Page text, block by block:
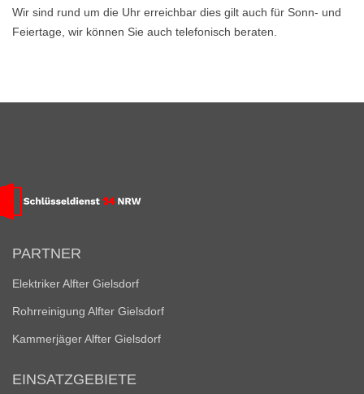
Wir sind rund um die Uhr erreichbar dies gilt auch für Sonn- und
Feiertage, wir können Sie auch telefonisch beraten.
PARTNER
Elektriker Alfter Gielsdorf
Rohrreinigung Alfter Gielsdorf
Kammerjäger Alfter Gielsdorf
EINSATZGEBIETE